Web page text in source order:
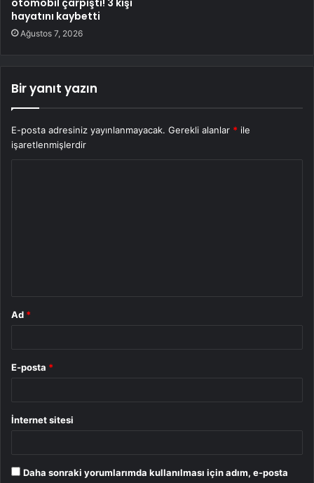
hayatını kaybetti
Ağustos 7, 2026
Bir yanıt yazın
E-posta adresiniz yayınlanmayacak. Gerekli alanlar * ile
işaretlenmişlerdir
Ad *
E-posta *
İnternet sitesi
Daha sonraki yorumlarımda kullanılması için adım, e-posta